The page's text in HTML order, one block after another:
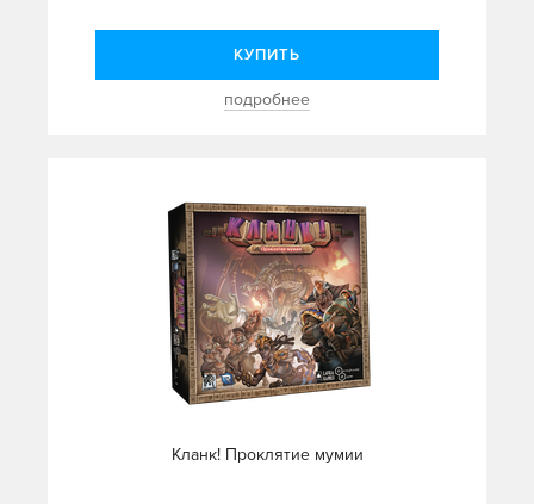
КУПИТЬ
подробнее
Кланк! Проклятие мумии